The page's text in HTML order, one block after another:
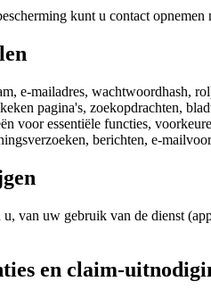
kunt u contact
e-mailadres, wachtwoordhash,
pagina's, zoekopdrachten,
voor essentiële functies,
berichten, e-
u, van uw gebruik van de dienst
en claim-